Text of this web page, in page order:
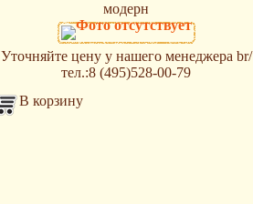
модерн
Уточняйте цену у нашего менеджера br/
тел.:8 (495)528-00-79
В корзину